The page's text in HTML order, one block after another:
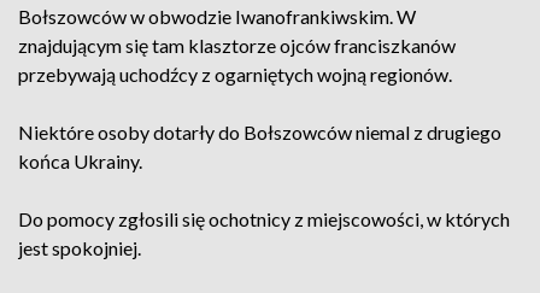
Bołszowców w obwodzie Iwanofrankiwskim. W
znajdującym się tam klasztorze ojców franciszkanów
przebywają uchodźcy z ogarniętych wojną regionów.
Niektóre osoby dotarły do Bołszowców niemal z drugiego
końca Ukrainy.
Do pomocy zgłosili się ochotnicy z miejscowości, w których
jest spokojniej.